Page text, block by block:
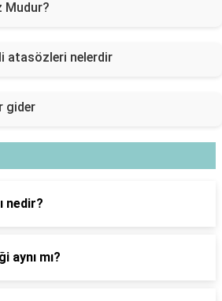
Mudur?
atasözleri nelerdir
gider
nedir?
aynı mı?